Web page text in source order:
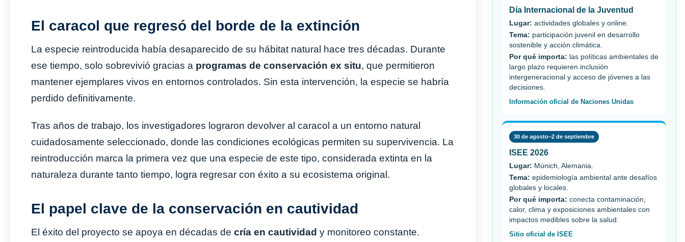
El caracol que regresó del borde de la extinción
La especie reintroducida había desaparecido de su hábitat natural hace tres décadas. Durante
ese tiempo, solo sobrevivió gracias a programas de conservación ex situ, que permitieron
mantener ejemplares vivos en entornos controlados. Sin esta intervención, la especie se habría
perdido definitivamente.
Tras años de trabajo, los investigadores lograron devolver al caracol a un entorno natural
cuidadosamente seleccionado, donde las condiciones ecológicas permiten su supervivencia. La
reintroducción marca la primera vez que una especie de este tipo, considerada extinta en la
naturaleza durante tanto tiempo, logra regresar con éxito a su ecosistema original.
El papel clave de la conservación en cautividad
El éxito del proyecto se apoya en décadas de cría en cautividad y monitoreo constante.
Día Internacional de la Juventud
Lugar: actividades globales y online.
Tema: participación juvenil en desarrollo
sostenible y acción climática.
Por qué importa: las políticas ambientales de
largo plazo requieren inclusión
intergeneracional y acceso de jóvenes a las
decisiones.
Información oficial de Naciones Unidas
30 de agosto–2 de septiembre
ISEE 2026
Lugar: Múnich, Alemania.
Tema: epidemiología ambiental ante desafíos
globales y locales.
Por qué importa: conecta contaminación,
calor, clima y exposiciones ambientales con
impactos medibles sobre la salud.
Sitio oficial de ISEE